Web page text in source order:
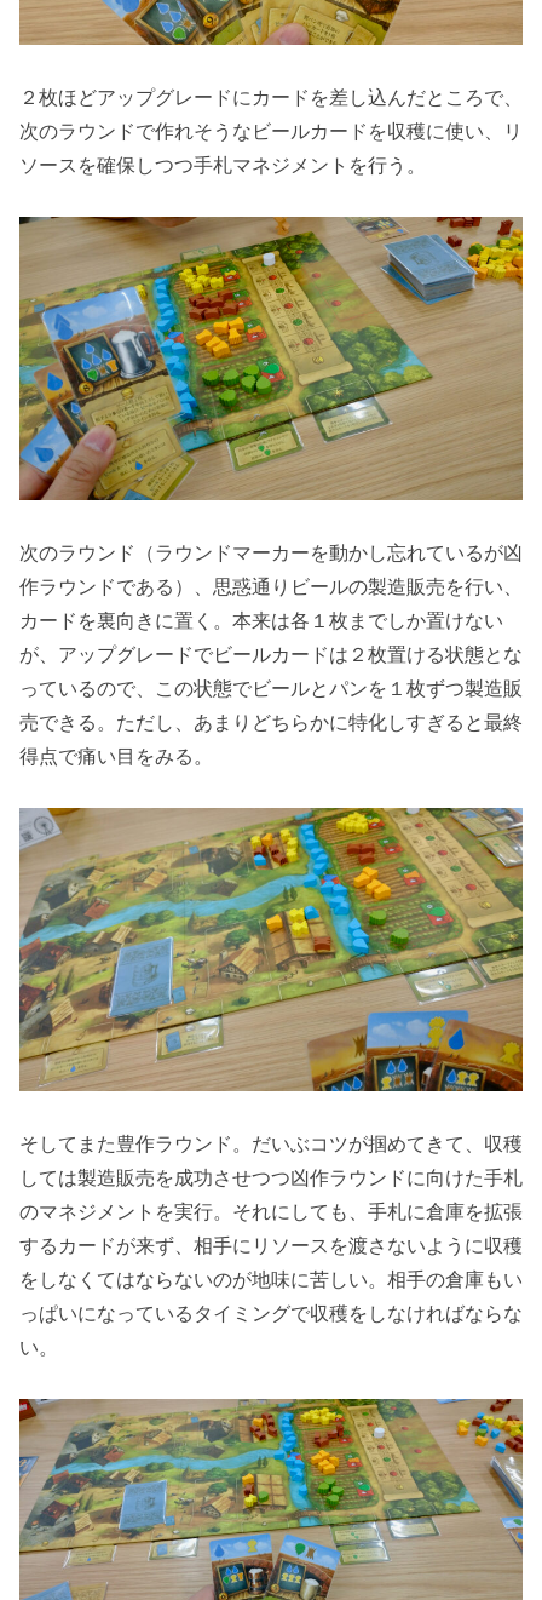
２枚ほどアップグレードにカードを差し込んだところで、
次のラウンドで作れそうなビールカードを収穫に使い、リ
ソースを確保しつつ手札マネジメントを行う。
次のラウンド（ラウンドマーカーを動かし忘れているが凶
作ラウンドである）、思惑通りビールの製造販売を行い、
カードを裏向きに置く。本来は各１枚までしか置けない
が、アップグレードでビールカードは２枚置ける状態とな
っているので、この状態でビールとパンを１枚ずつ製造販
売できる。ただし、あまりどちらかに特化しすぎると最終
得点で痛い目をみる。
そしてまた豊作ラウンド。だいぶコツが掴めてきて、収穫
しては製造販売を成功させつつ凶作ラウンドに向けた手札
のマネジメントを実行。それにしても、手札に倉庫を拡張
するカードが来ず、相手にリソースを渡さないように収穫
をしなくてはならないのが地味に苦しい。相手の倉庫もい
っぱいになっているタイミングで収穫をしなければならな
い。